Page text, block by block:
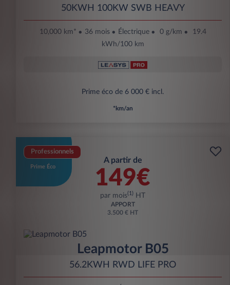
50KWH 100KW SWB HEAVY
10,000 km* 36 mois Électrique 0 g/km
19.4
kWh/100 km
Prime éco de 6 000 € incl.
*km/an
Professionnels
Prime Éco
A partir de
149€
par mois(1) HT
APPORT
3.500 € HT
Leapmotor B05
56.2KWH RWD LIFE PRO